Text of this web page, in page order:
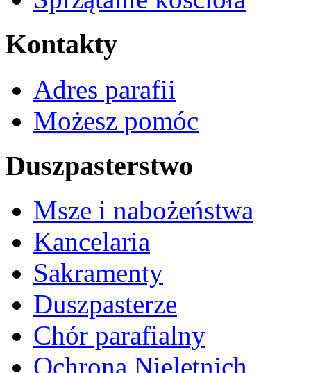
Kontakty
Adres parafii
Możesz pomóc
Duszpasterstwo
Msze i nabożeństwa
Kancelaria
Sakramenty
Duszpasterze
Chór parafialny
Ochrona Nieletnich